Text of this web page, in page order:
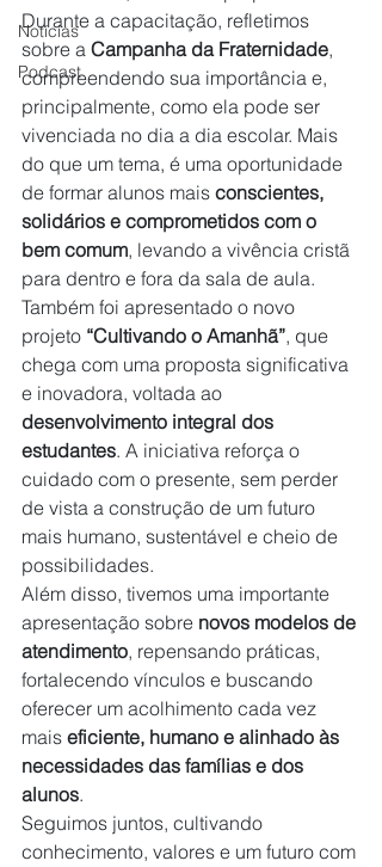
Notícias
Podcast
Durante a capacitação, refletimos
sobre a Campanha da Fraternidade,
compreendendo sua importância e,
principalmente, como ela pode ser
vivenciada no dia a dia escolar. Mais
do que um tema, é uma oportunidade
de formar alunos mais conscientes,
solidários e comprometidos com o
bem comum, levando a vivência cristã
para dentro e fora da sala de aula.
Também foi apresentado o novo
projeto “Cultivando o Amanhã”, que
chega com uma proposta significativa
e inovadora, voltada ao
desenvolvimento integral dos
estudantes. A iniciativa reforça o
cuidado com o presente, sem perder
de vista a construção de um futuro
mais humano, sustentável e cheio de
possibilidades.
Além disso, tivemos uma importante
apresentação sobre novos modelos de
atendimento, repensando práticas,
fortalecendo vínculos e buscando
oferecer um acolhimento cada vez
mais eficiente, humano e alinhado às
necessidades das famílias e dos
alunos.
Seguimos juntos, cultivando
conhecimento, valores e um futuro com